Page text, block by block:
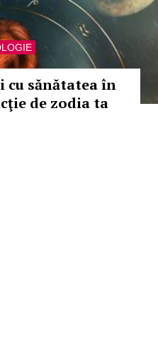
cu sănătatea în
de zodia ta